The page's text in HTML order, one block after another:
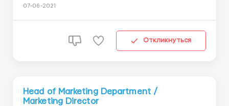
located in Dubai and they have a network of
provides a full range of real estate servi...
07-06-2021
Откликнуться
Head of Marketing Department /
Marketing Director